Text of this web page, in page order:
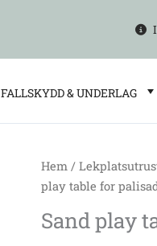
FALLSKYDD & UNDERLAG
Hem /
play table for
Sand play
Sand
table